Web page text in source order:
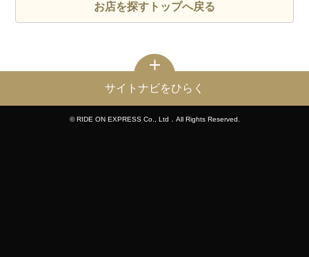
お店を探すトップへ戻る
サイトナビをひらく
© RIDE ON EXPRESS Co., Ltd．All Rights Reserved.